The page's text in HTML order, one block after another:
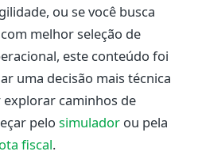
ou se você busca
com melhor seleção de
este conteúdo foi
uma decisão mais técnica
explorar caminhos de
pelo simulador ou pela
fiscal.